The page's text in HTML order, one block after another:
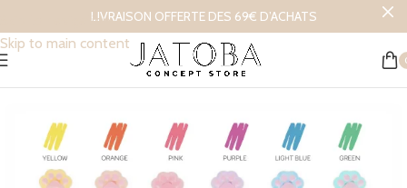
LIVRAISON OFFERTE DES 69€ D’ACHATS
Skip to navigation
Skip to main content
Accueil L’univers des enfants